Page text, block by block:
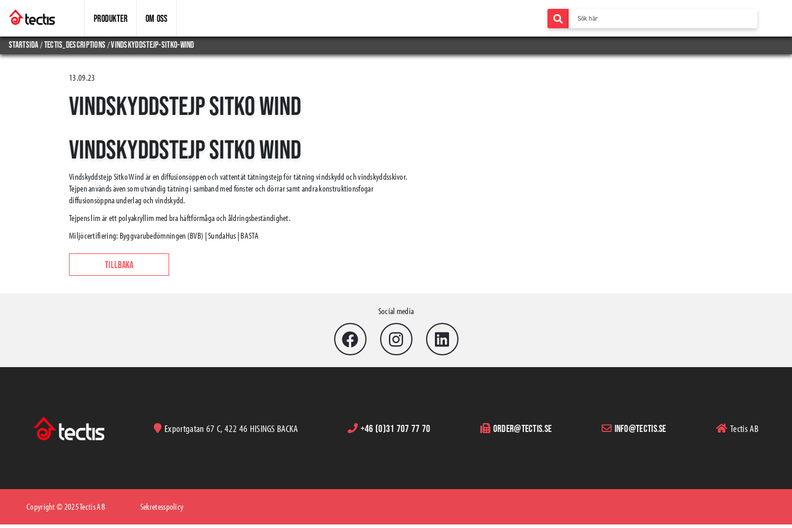
PRODUKTER OM OSS
Startsida/tectis_descriptions/vindskyddstejp-sitko-wind
13.09.23
VINDSKYDDSTEJP SITKO WIND
VINDSKYDDSTEJP SITKO WIND
Vindskyddstejp Sitko Wind är en diffusionsöppen och vattentät tätningstejp för tätning vindskydd och vindskyddsskivor.
Tejpen används även som utvändig tätning i samband med fönster och dörrar samt andra konstruktionsfogar
diffusionsöppna underlag och vindskydd.
Tejpens lim är ett polyakryllim med bra häftförmåga och åldringsbeständighet.
Miljöcertifiering: Byggvarubedömningen (BVB) | SundaHus | BASTA
TILLBAKA
Social media
Exportgatan 67 C, 422 46 HISINGS BACKA +46 (0)31 707 77 70 order@tectis.se info@tectis.se Tectis AB
Copyright © 2025 Tectis AB Sekretesspolicy